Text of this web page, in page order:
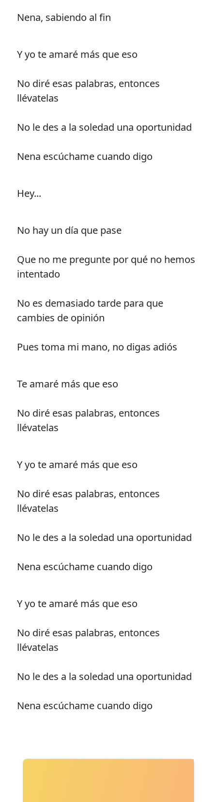
Nena, sabiendo al fin
Y yo te amaré más que eso
No diré esas palabras, entonces
llévatelas
No le des a la soledad una oportunidad
Nena escúchame cuando digo
Hey...
No hay un día que pase
Que no me pregunte por qué no hemos
intentado
No es demasiado tarde para que
cambies de opinión
Pues toma mi mano, no digas adiós
Te amaré más que eso
No diré esas palabras, entonces
llévatelas
Y yo te amaré más que eso
No diré esas palabras, entonces
llévatelas
No le des a la soledad una oportunidad
Nena escúchame cuando digo
Y yo te amaré más que eso
No diré esas palabras, entonces
llévatelas
No le des a la soledad una oportunidad
Nena escúchame cuando digo